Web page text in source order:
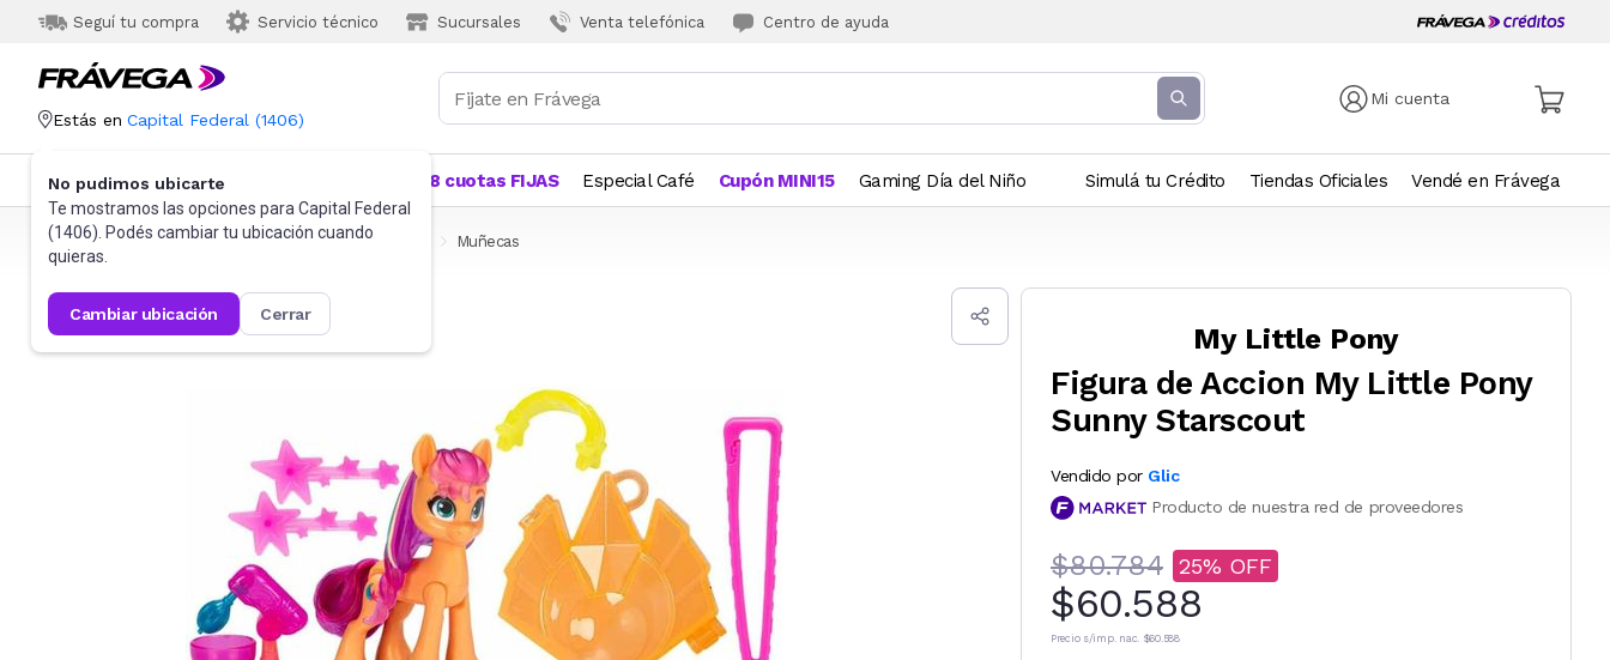
Seguí tu compra Servicio técnico Sucursales Venta telefónica Centro de ayuda
Mi cuenta
Estás en Capital Federal (1406)
No pudimos ubicarte
Te mostramos las opciones para Capital Federal
(1406). Podés cambiar tu ubicación cuando
quieras.
cambiar ubicación cerrar
Categorías Más Vendidos 18 cuotas FIJAS Especial Café Cupón MINI15 Gaming Día del Niño Simulá tu Crédito Tiendas Oficiales Vendé en Frávega
Frávega Juguetes y Juegos Muñecas y Accesorios Muñecas
My Little Pony
Figura de Accion My Little Pony
Sunny Starscout
Vendido por Glic
Producto de nuestra red de proveedores
$80.784 25
$60.588
Precio s/imp. nac. $60.588